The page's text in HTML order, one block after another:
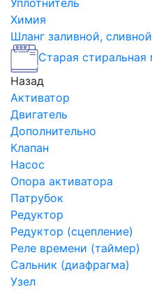
Уплотнитель
Химия
Шланг заливной, сливной
Старая
Назад
Активатор
Двигатель
Дополнительно
Клапан
Насос
Опора активатора
Патрубок
Редуктор
Редуктор (сцепление)
Реле времени (таймер)
Сальник (диафрагма)
Узел